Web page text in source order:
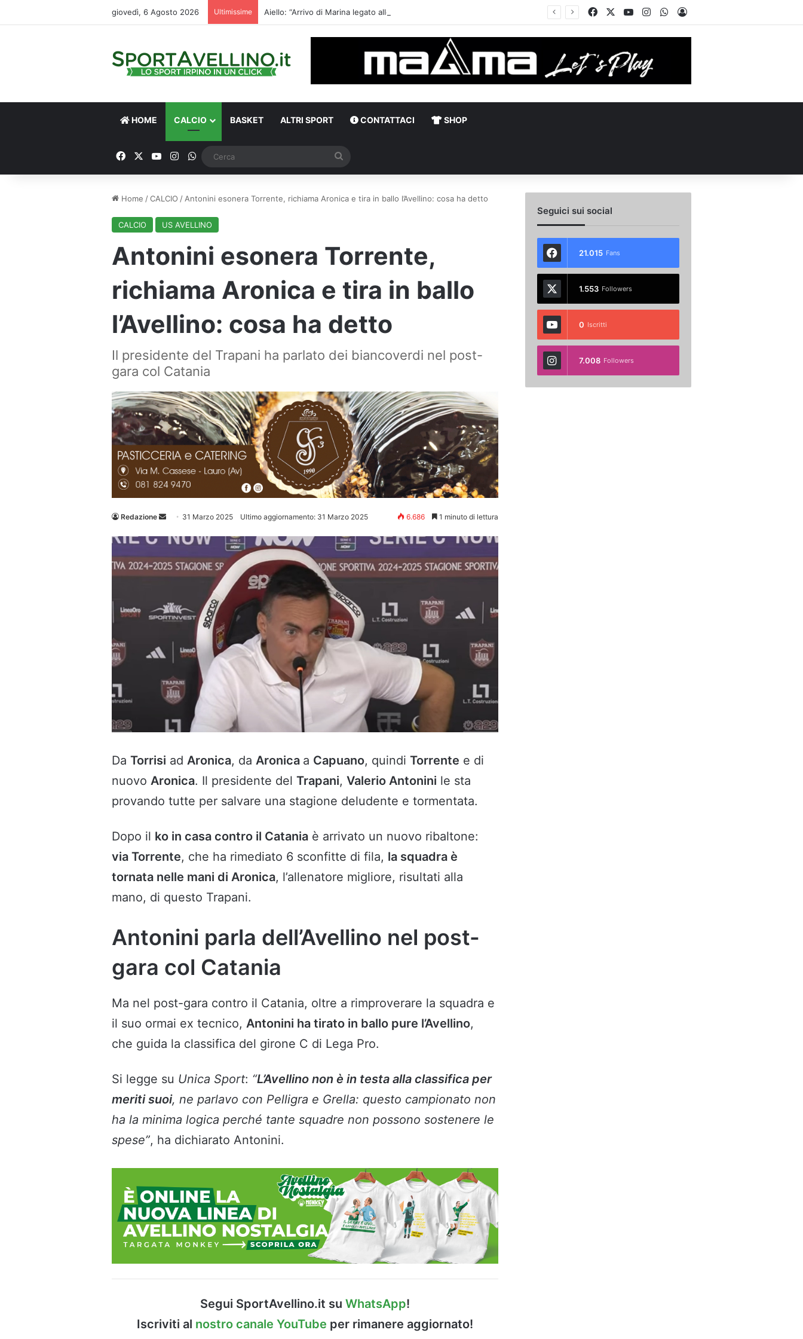
giovedì, 6 Agosto 2026 Ultimissime FacebookYou TubeInstagramWhatsApp
Accedi
HOME CALCIO BASKET ALTRI SPORT CONTATTACI SHOP
FacebookYou TubeInstagram
WhatsApp
Home /CALCIO / Antonini esonera Torrente, richiama Aronica e tira in ballo l’Avellino: cosa ha detto
CALCIO US AVELLINO
Antonini esonera Torrente,
richiama Aronica e tira in ballo
l’Avellino: cosa ha detto
Il presidente del Trapani ha parlato dei biancoverdi nel post-
gara col Catania
Redazione
Invia 31 Marzo 2025 Ultimo aggiornamento: 31 Marzo 2025 6.686 1 minuto di lettura
Da Torrisi ad Aronica, da Aronica a Capuano, quindi Torrente e di
nuovo Aronica. Il presidente del Trapani, Valerio Antonini le sta
provando tutte per salvare una stagione deludente e tormentata.
Dopo il ko in casa contro il Catania è arrivato un nuovo ribaltone:
via Torrente, che ha rimediato 6 sconfitte di fila, la squadra è
tornata nelle mani di Aronica, l’allenatore migliore, risultati alla
mano, di questo Trapani.
Antonini parla dell’Avellino nel post-
gara col Catania
Ma nel post-gara contro il Catania, oltre a rimproverare la squadra e
il suo ormai ex tecnico, Antonini ha tirato in ballo pure l’Avellino,
che guida la classifica del girone C di Lega Pro.
Si legge su Unica Sport: “L’Avellino non è in testa alla classifica per
meriti suoi, ne parlavo con Pelligra e Grella: questo campionato non
ha la minima logica perché tante squadre non possono sostenere le
spese”, ha dichiarato Antonini.
Segui SportAvellino.it su WhatsApp!
Iscriviti al nostro canale YouTube per rimanere aggiornato!
Seguici sui social
21.015 Fans
1.553 Followers
0 Iscritti
7.008 Followers